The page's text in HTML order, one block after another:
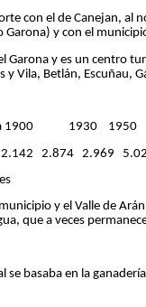
con el de Canejan, al
y con el
Garona y es un centro
y Vila, Betlán, Escuñau,
1900 1930
2.874 2.969
y el Valle de
que a veces
se basaba en la